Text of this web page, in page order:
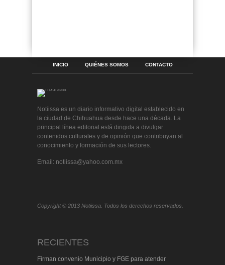
INICIO QUIÉNES SOMOS CONTACTO
Notiissa es un diario informativo digital establecido en
la ciudad de Chihuahua desde hace una década. La
principal línea editorial está dirigida a divulgar
contenidos culturales y de opinión que contribuyan al
conocimiento y formación de sus lectores.
Email: notiissa@yahoo.com.mx
Copyright © 2013 Notiissa. Todos los derechos reservados.
RECIENTES
Firman convenio Municipio y FGE para atender